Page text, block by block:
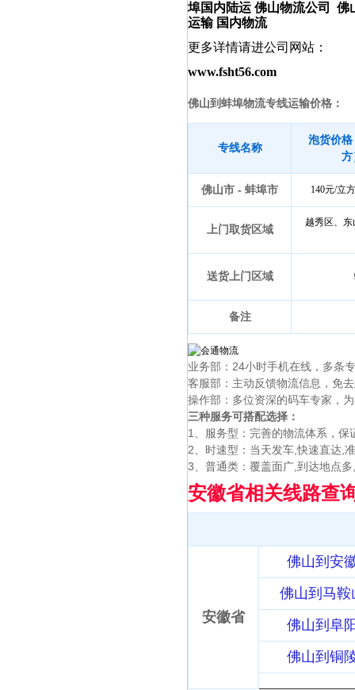
埠国内陆运 佛山物流公司 佛
运输 国内物流佛山到蚌埠专
更多详情请进公司网站：
www.fsht56.com
佛山到蚌埠物流专线运输价格：
专线名称
泡货价
方
佛山市 - 蚌埠市 140元/立
上门取货区域
越秀区、
送货上门区域
备注
业务部：24小时手机在线，多条
客服部：主动反馈物流信息，免
操作部：多位资深的码车专家，
三种服务可搭配选择：
1、服务型：完善的物流体系，
2、时速型：当天发车,快速直达,
3、普通类：覆盖面广,到达地点
安徽省相关线路查
安徽省
佛山到安
佛山到马鞍
佛山到阜
佛山到铜